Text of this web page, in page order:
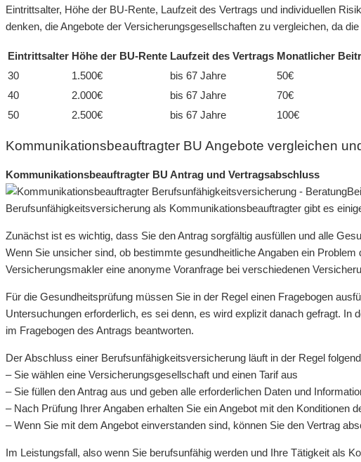
Eintrittsalter, Höhe der BU-Rente, Laufzeit des Vertrags und individuellen
denken, die Angebote der Versicherungsgesellschaften zu vergleichen, da
Eintrittsalter Höhe der BU-Rente Laufzeit des Vertrags Monatlicher
30
1.500€ bis 67 Jahre
50€
40
2.000€ bis 67 Jahre
70€
50
2.500€ bis 67 Jahre 100€
Kommunikationsbeauftragter BU Angebote vergleichen
Kommunikationsbeauftragter BU Antrag und Vertragsabschluss
Berufsunfähigkeitsversicherung als Kommunikationsbeauftragter gibt es
Zunächst ist es wichtig, dass Sie den Antrag sorgfältig ausfüllen und alle
Wenn Sie unsicher sind, ob bestimmte gesundheitliche Angaben ein
Versicherungsmakler eine anonyme Voranfrage bei verschiedenen
Für die Gesundheitsprüfung müssen Sie in der Regel einen Fragebogen
Untersuchungen erforderlich, es sei denn, es wird explizit danach gefragt. In
im Fragebogen des Antrags beantworten.
Der Abschluss einer Berufsunfähigkeitsversicherung läuft in der Regel
– Sie wählen eine Versicherungsgesellschaft und einen Tarif aus
– Sie füllen den Antrag aus und geben alle erforderlichen Daten und
– Nach Prüfung Ihrer Angaben erhalten Sie ein Angebot mit den Konditionen
– Wenn Sie mit dem Angebot einverstanden sind, können Sie den Vertrag
Im Leistungsfall, also wenn Sie berufsunfähig werden und Ihre Tätigkeit als